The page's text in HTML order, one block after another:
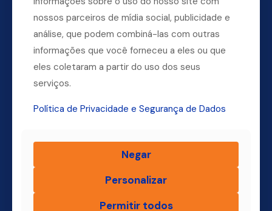
Dúvidas? Ligue para a nossa central.
(11) 4004-3500
Home
Quem Somos
Blog Finsol
nossos parceiros de mídia social, publicidade e
análise, que podem combiná-las com outras
informações que você forneceu a eles ou que
eles coletaram a partir do uso dos seus
serviços.
Política de Privacidade e Segurança de Dados
Negar
Personalizar
Permitir todos